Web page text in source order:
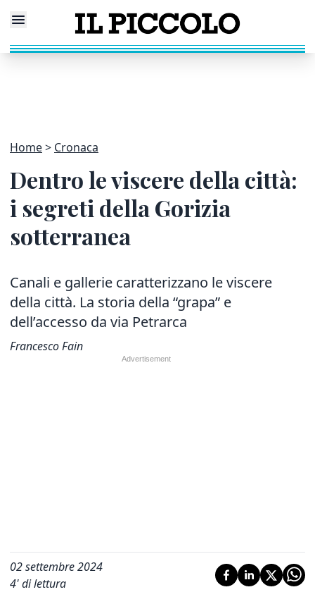
Home Cronaca
Dentro le viscere della città:
i segreti della Gorizia
sotterranea
Canali e gallerie caratterizzano le viscere
della città. La storia della “grapa” e
dell’accesso da via Petrarca
Francesco Fain
02 settembre 2024
4' di lettura